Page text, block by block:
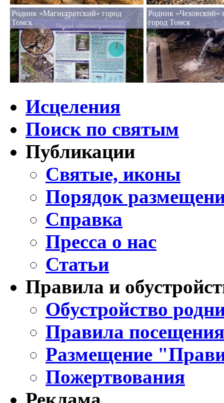
Родник «Магистратский» город
Томск
Родник «Чеховский»
город Томск
Исцеления
Поиск по святым
Публикации
Святые, иконы
Порядок
Справка
Пресса о нас
Статьи
Правила и
Обустройство
Правила
Размещение
Пожертвования